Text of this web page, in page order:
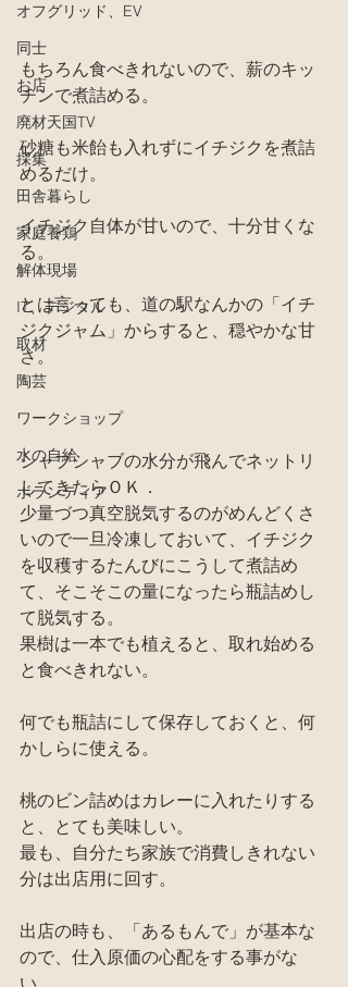
オフグリッド、EV
同士
お店
廃材天国TV
採集
田舎暮らし
家庭養鶏
解体現場
IT、デジタル
取材
陶芸
ワークショップ
水の自給
ボランティア
もちろん食べきれないので、薪のキッ
チンで煮詰める。
砂糖も米飴も入れずにイチジクを煮詰
めるだけ。
イチジク自体が甘いので、十分甘くな
る。
とは言っても、道の駅なんかの「イチ
ジクジャム」からすると、穏やかな甘
さ。
シャブシャブの水分が飛んでネットリ
してきたらＯＫ．
少量づつ真空脱気するのがめんどくさ
いので一旦冷凍しておいて、イチジク
を収穫するたんびにこうして煮詰め
て、そこそこの量になったら瓶詰めし
て脱気する。
果樹は一本でも植えると、取れ始める
と食べきれない。
何でも瓶詰にして保存しておくと、何
かしらに使える。
桃のビン詰めはカレーに入れたりする
と、とても美味しい。
最も、自分たち家族で消費しきれない
分は出店用に回す。
出店の時も、「あるもんで」が基本な
ので、仕入原価の心配をする事がな
い。